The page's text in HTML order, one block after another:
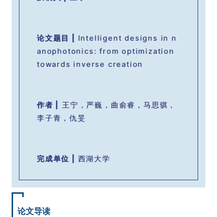
论文题目 | Intelligent designs in n
anophotonics: from optimization
towards inverse creation
作者
王宁，严巍，曲俞睿，马思骐，
李子青，仇旻
完成单位 | 西湖大学
论文导读